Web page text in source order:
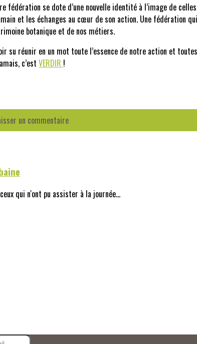
fédération se dote d’une nouvelle identité à l’image de
et les échanges au cœur de son action. Une
botanique et de nos métiers.
su réunir en un mot toute l’essence de notre action et
c’est VERDIR !
un commentaire
qui n'ont pu assister à la journée...